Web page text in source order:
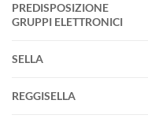
PREDISPOSIZIONE
GRUPPI ELETTRONICI
SELLA
REGGISELLA